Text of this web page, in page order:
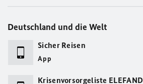
Deutschland und die Welt
Sicher Reisen
App
Krisenvorsorgeliste ELEFAND